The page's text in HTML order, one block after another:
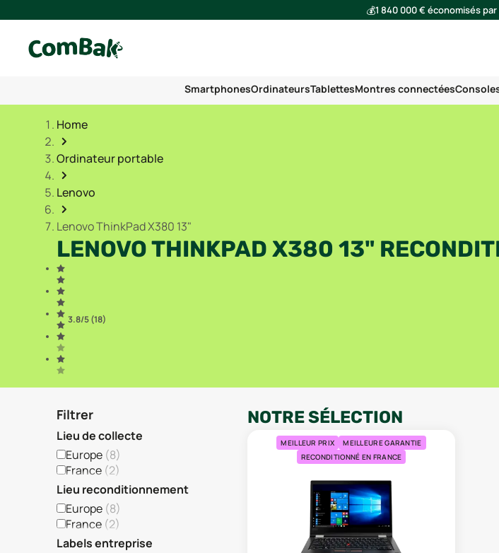
💰1 840 000 € économisés
SmartphonesOrdinateursTablettesMontres connectées
Home
Ordinateur portable
Lenovo
Lenovo ThinkPad X380 13"
LENOVO THINKPAD X380 13"
3.8/5 (18)
Filtrer
Lieu de collecte
Europe (8)
France (2)
Lieu reconditionnement
Europe (8)
France (2)
Labels entreprise
NOTRE SÉLECTION
MEILLEUR PRIX
MEILLEURE GARANTIE
RECONDITIONNÉ EN FRANCE